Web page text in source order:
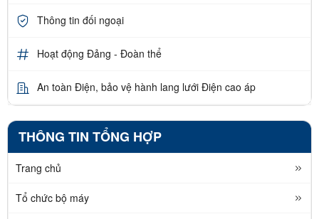
Thông tin đối ngoại
Hoạt động Đảng - Đoàn thể
An toàn Điện, bảo vệ hành lang lưới Điện cao áp
THÔNG TIN TỔNG HỢP
Trang chủ
Tổ chức bộ máy